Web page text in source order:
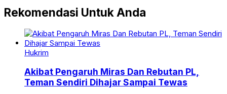
Rekomendasi Untuk Anda
Hukrim
Akibat Pengaruh Miras Dan Rebutan PL,
Teman Sendiri Dihajar Sampai Tewas